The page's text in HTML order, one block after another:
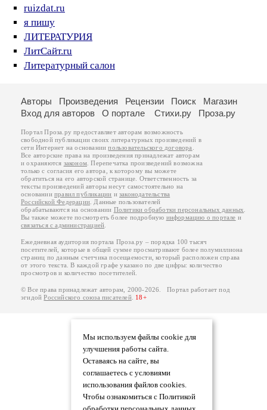
ruizdat.ru
я пишу
ЛИТЕРАТУРИЯ
ЛитСайт.ru
Литературный салон
Мы используем файлы cookie для
улучшения работы сайта.
Оставаясь на сайте, вы
соглашаетесь с условиями
использования файлов cookies.
Чтобы ознакомиться с Политикой
Авторы Произведения Рецензии Поиск
Магазин
Вход для авторов
О портале Стихи.ру Проза.ру
Портал Проза.ру предоставляет авторам возможность
свободной публикации своих литературных произведений в
сети Интернет на основаниипользовательского договора
Все авторские права на произведения принадлежат авторам
и охраняются законом . Перепечатка произведений возможна
только с согласия его автора, к которому вы можете
обратиться на его авторской странице. Ответственность за
тексты произведений авторы несут самостоятельно на
основанииправил публикации изаконодательства
Российской Федерации . Данные пользователей
обрабатываются на основании Политики обработки персональных данных
Вы также можете посмотреть более подробную информацию о портале и
связаться с администрацией
Ежедневная аудитория портала Проза.ру – порядка 100 тысяч
посетителей, которые в общей сумме просматривают более полумиллиона
страниц по данным счетчика посещаемости, который расположен справа
от этого текста. В каждой графе указано по две цифры: количество
просмотров и количество посетителей.
© Все права принадлежат авторам, 2000-2026. Портал работает под
эгидойРоссийского союза писателей. 18+